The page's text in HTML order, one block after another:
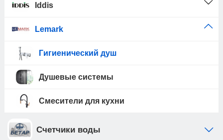
Iddis
Lemark
Гигиенический душ
Душевые системы
Смесители для кухни
Счетчики воды